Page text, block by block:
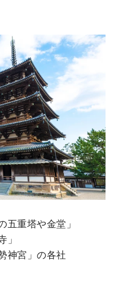
五重塔や金堂」
」
神宮」の各社